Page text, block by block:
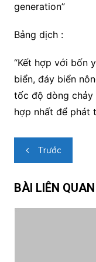
generation”
Bảng dịch :
“Kết hợp với bốn
biển, đáy biển
tốc độ dòng chảy
hợp nhất để phát
Điều
hướng
bài
Trước
BÀI LIÊN QUAN